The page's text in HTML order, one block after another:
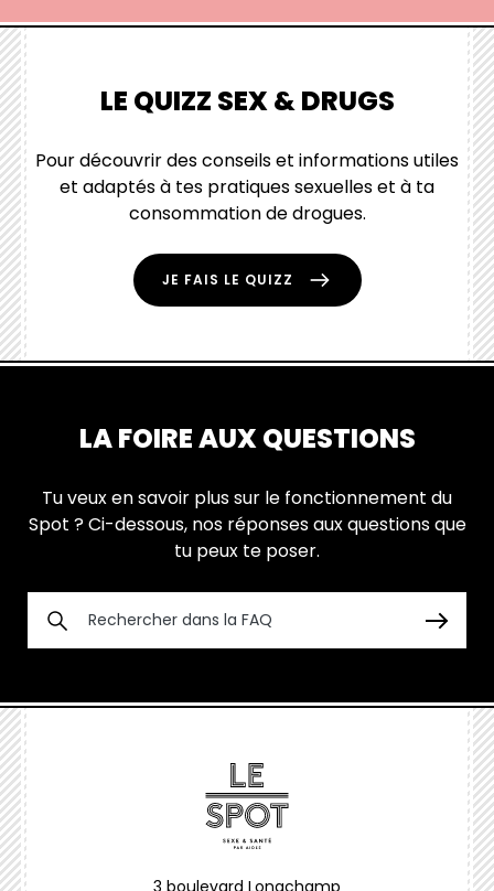
LE QUIZZ SEX & DRUGS
Pour découvrir des conseils et informations utiles
et adaptés à tes pratiques sexuelles et à ta
consommation de drogues.
JE FAIS LE QUIZZ
LA FOIRE AUX QUESTIONS
Tu veux en savoir plus sur le fonctionnement du
Spot ? Ci-dessous, nos réponses aux questions que
tu peux te poser.
3 boulevard Longchamp